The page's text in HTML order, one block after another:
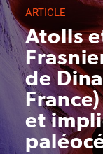
ARTICLE
Atolls
de
et